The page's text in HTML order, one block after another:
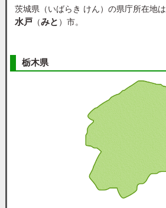
茨城県（いばらき けん）の県庁所在地は
水戸 （みと ）市。
栃木県